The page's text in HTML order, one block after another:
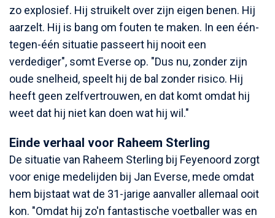
zo explosief. Hij struikelt over zijn eigen benen. Hij
aarzelt. Hij is bang om fouten te maken. In een één-
tegen-één situatie passeert hij nooit een
verdediger", somt Everse op. "Dus nu, zonder zijn
oude snelheid, speelt hij de bal zonder risico. Hij
heeft geen zelfvertrouwen, en dat komt omdat hij
weet dat hij niet kan doen wat hij wil."
Einde verhaal voor Raheem Sterling
De situatie van Raheem Sterling bij Feyenoord zorgt
voor enige medelijden bij Jan Everse, mede omdat
hem bijstaat wat de 31-jarige aanvaller allemaal ooit
kon. "Omdat hij zo'n fantastische voetballer was en